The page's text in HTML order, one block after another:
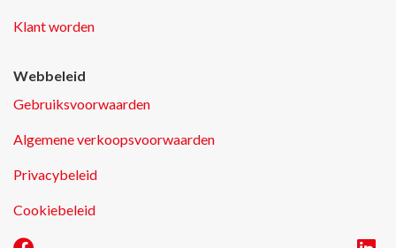
Klant worden
Webbeleid
Gebruiksvoorwaarden
Algemene verkoopsvoorwaarden
Privacybeleid
Cookiebeleid